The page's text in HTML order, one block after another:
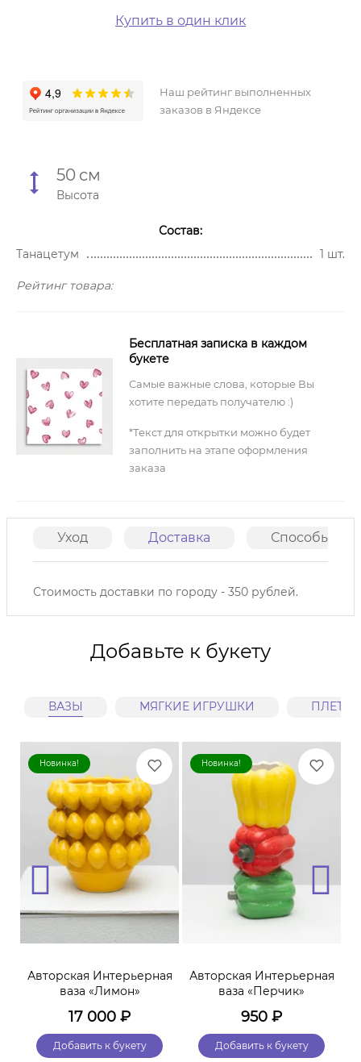
Купить в один клик
Наш рейтинг выполненных
заказов в Яндексе
50 см
Высота
Состав:
Танацетум
1 шт.
Рейтинг товара:
Бесплатная записка в каждом
букете
Самые важные слова, которые Вы
хотите передать получателю :)
*Текст для открытки можно будет
заполнить на этапе оформления
заказа
Уход Доставка Способы
Стоимость доставки по городу - 350 рублей.
Добавьте к букету
ВАЗЫ МЯГКИЕ ИГРУШКИ
Новинка!
Авторская Интерьерная
ваза «Лимон»
17 000 ₽
Добавить к букету
Новинка!
Авторская Интерьерная
ваза «Перчик»
950 ₽
Добавить к букету